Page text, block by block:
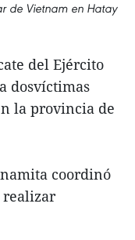
de Vietnam en Hatay
del Ejército
dosvíctimas
la provincia de
coordinó
realizar